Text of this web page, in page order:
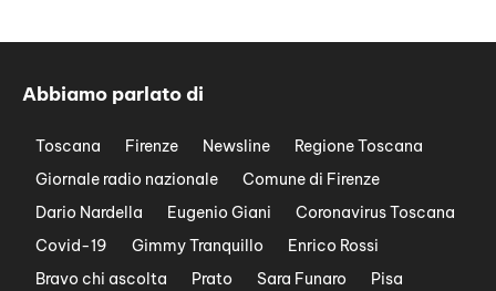
Abbiamo parlato di
Toscana Firenze Newsline
Regione Toscana
Giornale radio nazionale
Comune di Firenze
Dario Nardella
Eugenio Giani
Coronavirus Toscana
Covid-19
Gimmy Tranquillo
Enrico Rossi
Bravo chi ascolta
Prato Sara Funaro
Pisa